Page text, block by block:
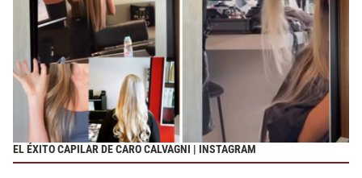
EL ÉXITO CAPILAR DE CARO CALVAGNI | INSTAGRAM